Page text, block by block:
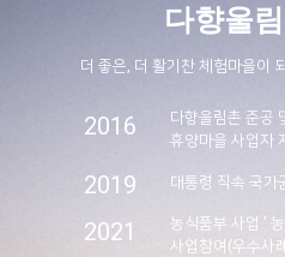
다향울
더 좋은, 더 활기찬 체험마을이
2016
다향울림촌 준공
휴양마을 사업자
2019 대통령 직속 국가
2021
농식품부 사업 '
사업참여(우수사